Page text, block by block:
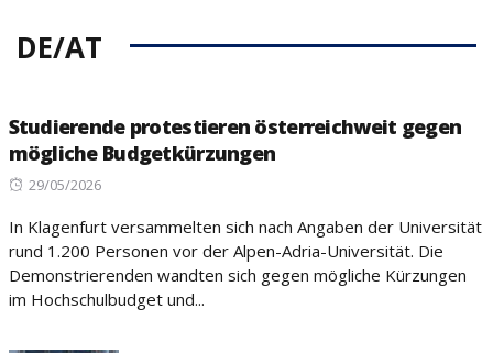
DE/AT
Studierende protestieren österreichweit gegen
mögliche Budgetkürzungen
Posted
29/05/2026
In Klagenfurt versammelten sich nach Angaben der Universität
rund 1.200 Personen vor der Alpen-Adria-Universität. Die
Demonstrierenden wandten sich gegen mögliche Kürzungen
im Hochschulbudget und...